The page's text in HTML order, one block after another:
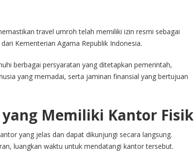
travel umroh telah memiliki izin resmi sebagai
Kementerian Agama Republik Indonesia.
berbagai persyaratan yang ditetapkan pemerintah,
yang memadai, serta jaminan finansial yang bertujuan
Memiliki Kantor Fisik
yang jelas dan dapat dikunjungi secara langsung.
luangkan waktu untuk mendatangi kantor tersebut.